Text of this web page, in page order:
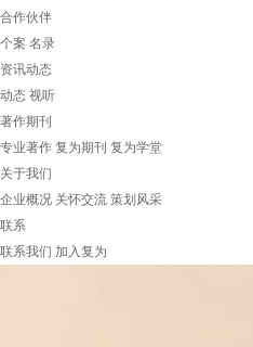
合作伙伴
个案 名录
资讯动态
动态 视听
著作期刊
专业著作 复为期刊 复为学堂
关于我们
企业概况 关怀交流 策划风采
联系
联系我们 加入复为